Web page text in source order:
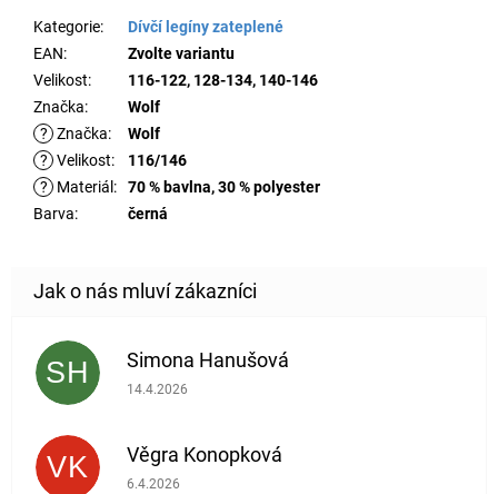
Kategorie:
Dívčí legíny zateplené
EAN:
Zvolte variantu
Velikost:
116-122, 128-134, 140-146
Značka:
Wolf
? Značka:
Wolf
? Velikost:
116/146
?
Materiál :
70 % bavlna, 30 % polyester
Barva: černá
SH Simona Hanušová
Hodnocení obchodu je 5 z 5 hvězdiček.
14.4.2026
VK Věgra Konopková
Hodnocení obchodu je 5 z 5 hvězdiček.
6.4.2026